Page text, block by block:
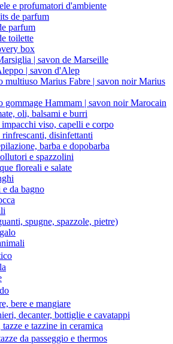
e profumatori d'ambiente
de parfum
parfum
toilette
box
| savon de Marseille
| savon d'Alep
multiuso Marius Fabre | savon noir Marius
gommage Hammam | savon noir Marocain
oli, balsami e burri
impacchi viso, capelli e corpo
disinfettanti
barba e dopobarba
e spazzolini
floreali e salate
da bagno
spugne, spazzole, pietre)
bere e mangiare
decanter, bottiglie e cavatappi
tazze e tazzine in ceramica
da passeggio e thermos